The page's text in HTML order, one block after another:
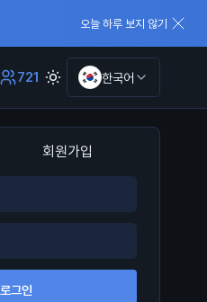
오늘 하루 보지 않기
721 한국어
회원가입
로그인